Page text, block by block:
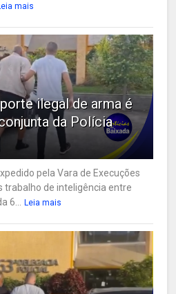
mais
ilegal de arma é
da Polícia
pela Vara de Execuções
trabalho de inteligência entre
6...
Leia mais